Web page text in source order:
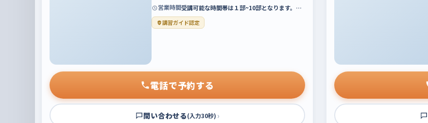
営業時間受講可能な時間帯は１部~10部となります。…
講習ガイド認定
電話で予約する
問い合わせる(入力30秒) ›